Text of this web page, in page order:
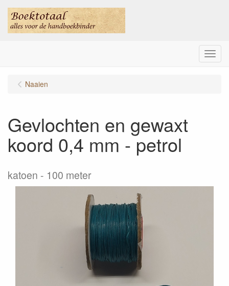
Menu
Naaien
Gevlochten en gewaxt
koord 0,4 mm - petrol
katoen - 100 meter